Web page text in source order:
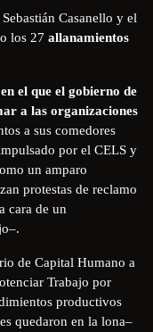
Casanello y el
los 27 allanamientos
el que el gobierno de
a las organizaciones
a sus comedores
por el CELS y
un amparo
protestas de reclamo
cara de un
de Capital Humano a
Trabajo por
productivos
quedaron en la lona–